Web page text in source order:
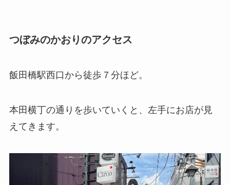
つぼみのかおりのアクセス
飯田橋駅西口から徒歩７分ほど。
本田横丁の通りを歩いていくと、左手にお店が見
えてきます。